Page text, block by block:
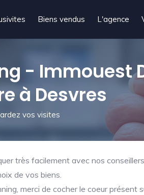
Biens vendus L'agence
- Immouest
à Desvres
vos visites
très facilement avec nos
de vos biens.
merci de cocher le coeur présent